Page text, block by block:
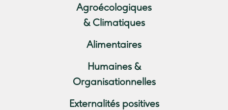
Agroécologiques
& Climatiques
Alimentaires
Humaines &
Organisationnelles
Externalités positives